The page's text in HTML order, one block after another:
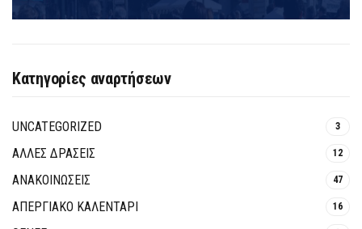
Κατηγορίες αναρτήσεων
UNCATEGORIZED 3
ΑΛΛΕΣ ΔΡΑΣΕΙΣ 12
ΑΝΑΚΟΙΝΩΣΕΙΣ 47
ΑΠΕΡΓΙΑΚΟ ΚΑΛΕΝΤΑΡΙ 16